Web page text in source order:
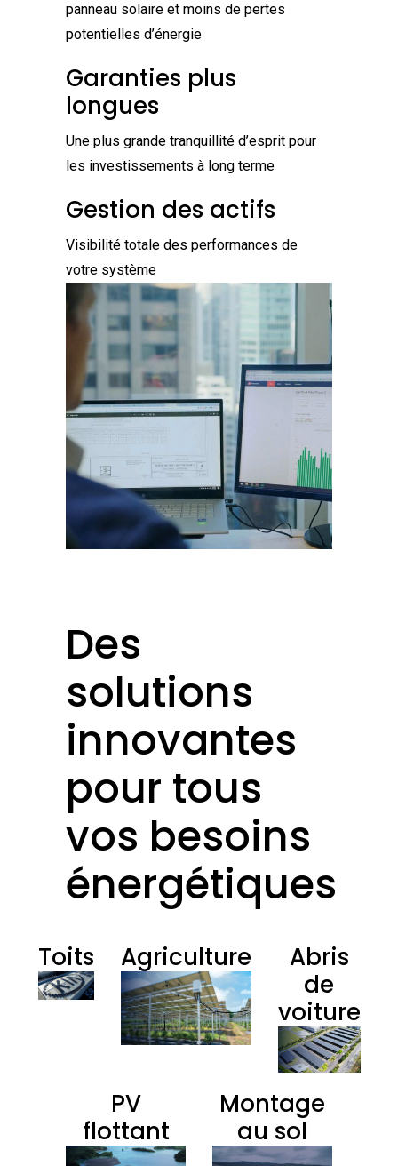
panneau solaire et moins de pertes
potentielles d’énergie
Garanties plus
longues
Une plus grande tranquillité d’esprit pour
les investissements à long terme
Gestion des actifs
Visibilité totale des performances de
votre système
Des
solutions
innovantes
pour tous
vos besoins
énergétiques
Toits Agriculture
Abris
de
voiture
PV
flottant
Montage
au sol